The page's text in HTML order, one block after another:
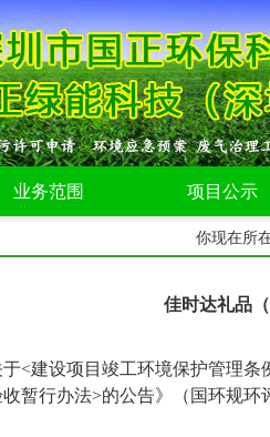
业务范围 项目公示
你现在所
佳时达礼品
于<建设项目竣工环境保护管理条
暂行办法>的公告》（国环规环